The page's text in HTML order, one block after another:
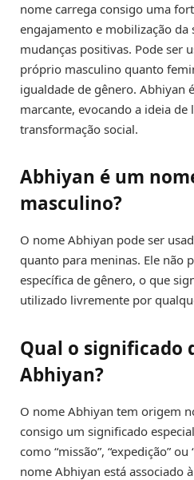
nome carrega consigo uma
engajamento e mobilização da
mudanças positivas. Pode ser
próprio masculino quanto
igualdade de gênero. Abhiyan
marcante, evocando a ideia de
transformação social.
Abhiyan é um
masculino?
O nome Abhiyan pode ser
quanto para meninas. Ele não
específica de gênero, o que
utilizado livremente por
Qual o significado
Abhiyan?
O nome Abhiyan tem origem
consigo um significado
como “missão”, “expedição”
nome Abhiyan está associado